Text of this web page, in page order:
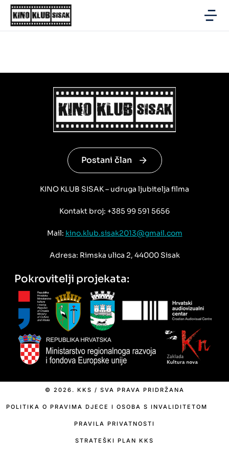
Postani član
KINO KLUB SISAK – udruga ljubitelja filma
Kontakt broj: +385 99 591 5656
Mail: kino.klub.sisak2013@gmail.com
Adresa: Rimska ulica 2, 44000 Sisak
Pokrovitelji projekata:
© 2026. KKS / SVA PRAVA PRIDRŽANA
POLITIKA O PRAVIMA DJECE I OSOBA S INVALIDITETOM
PRAVILA PRIVATNOSTI
STRATEŠKI PLAN KKS